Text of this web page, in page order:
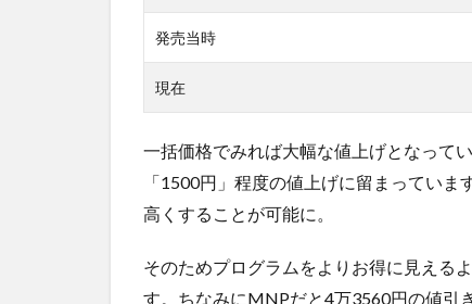
発売当時
現在
一括価格でみれば大幅な値上げとなって
「1500円」程度の値上げに留まってい
高くすることが可能に。
そのためプログラムをよりお得に見える
す。ちなみにMNPだと4万3560円の値引